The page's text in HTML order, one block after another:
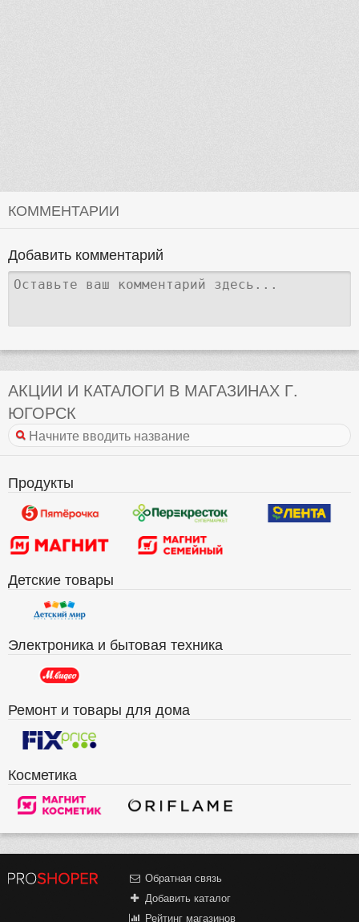
КОММЕНТАРИИ
Добавить комментарий
АКЦИИ И КАТАЛОГИ В МАГАЗИНАХ Г.
ЮГОРСК
Продукты
Детские товары
Электроника и бытовая техника
Ремонт и товары для дома
Косметика
Обратная связь
Добавить каталог
Рейтинг магазинов